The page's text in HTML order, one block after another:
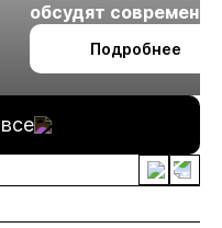
обсудят
технологии
измельчения
Подробнее